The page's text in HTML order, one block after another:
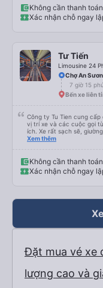
woke us up as they were
planning to take this bus,
comfortable enough for
Không cần thanh
Xác nhận chỗ ngay
Tư Tiến
Limousine 24
Chợ An
7 giờ 15
Bến xe liên
Công ty Tu Tien cung
vị trí xe và các cuộc gọi
ích. Xe rất sạch sẽ,
và cổng USB được đặt ở
Xem thêm
Không cần thanh
Xác nhận chỗ ngay
Đặt mua vé xe
lượng cao và